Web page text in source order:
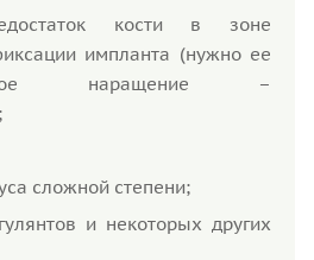
кости в зоне
импланта (нужно ее
наращение –
сложной степени;
и некоторых других